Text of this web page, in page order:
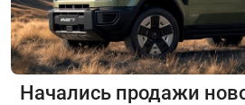
Начались продажи